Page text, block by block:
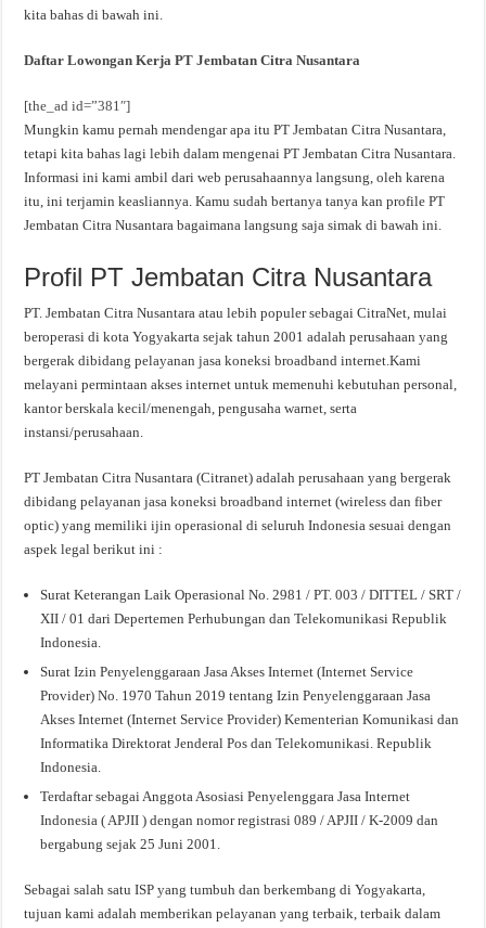
kita bahas di bawah ini.
Daftar Lowongan Kerja PT Jembatan Citra Nusantara
[the_ad id=”381″]
Mungkin kamu pernah mendengar apa itu PT Jembatan Citra Nusantara,
tetapi kita bahas lagi lebih dalam mengenai PT Jembatan Citra Nusantara.
Informasi ini kami ambil dari web perusahaannya langsung, oleh karena
itu, ini terjamin keasliannya. Kamu sudah bertanya tanya kan profile PT
Jembatan Citra Nusantara bagaimana langsung saja simak di bawah ini.
Profil PT Jembatan Citra Nusantara
PT. Jembatan Citra Nusantara atau lebih populer sebagai CitraNet, mulai
beroperasi di kota Yogyakarta sejak tahun 2001 adalah perusahaan yang
bergerak dibidang pelayanan jasa koneksi broadband internet.Kami
melayani permintaan akses internet untuk memenuhi kebutuhan personal,
kantor berskala kecil/menengah, pengusaha warnet, serta
instansi/perusahaan.
PT Jembatan Citra Nusantara (Citranet) adalah perusahaan yang bergerak
dibidang pelayanan jasa koneksi broadband internet (wireless dan fiber
optic) yang memiliki ijin operasional di seluruh Indonesia sesuai dengan
aspek legal berikut ini :
Surat Keterangan Laik Operasional No. 2981 / PT. 003 / DITTEL / SRT /
XII / 01 dari Depertemen Perhubungan dan Telekomunikasi Republik
Indonesia.
Surat Izin Penyelenggaraan Jasa Akses Internet (Internet Service
Provider) No. 1970 Tahun 2019 tentang Izin Penyelenggaraan Jasa
Akses Internet (Internet Service Provider) Kementerian Komunikasi dan
Informatika Direktorat Jenderal Pos dan Telekomunikasi. Republik
Indonesia.
Terdaftar sebagai Anggota Asosiasi Penyelenggara Jasa Internet
Indonesia ( APJII ) dengan nomor registrasi 089 / APJII / K-2009 dan
bergabung sejak 25 Juni 2001.
Sebagai salah satu ISP yang tumbuh dan berkembang di Yogyakarta,
tujuan kami adalah memberikan pelayanan yang terbaik, terbaik dalam